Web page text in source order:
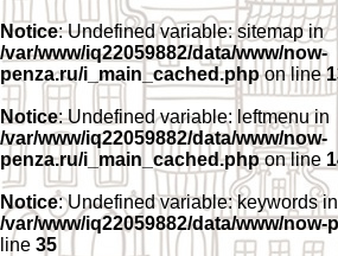
Notice: Undefined variable: sitemap in
/var/www/iq22059882/data/www/now-
penza.ru/i_main_cached.phpon line
Notice: Undefined variable: leftmenu in
/var/www/iq22059882/data/www/now-
penza.ru/i_main_cached.phpon line
Notice: Undefined variable: keywords in
/var/www/iq22059882/data/www/
line 35